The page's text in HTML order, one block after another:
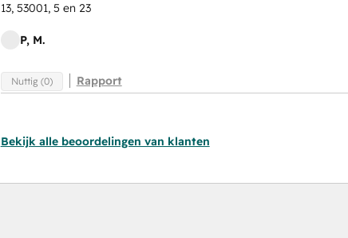
13, 53001, 5 en 23
P, M.
Nuttig (0) Rapport
Bekijk alle beoordelingen van klanten